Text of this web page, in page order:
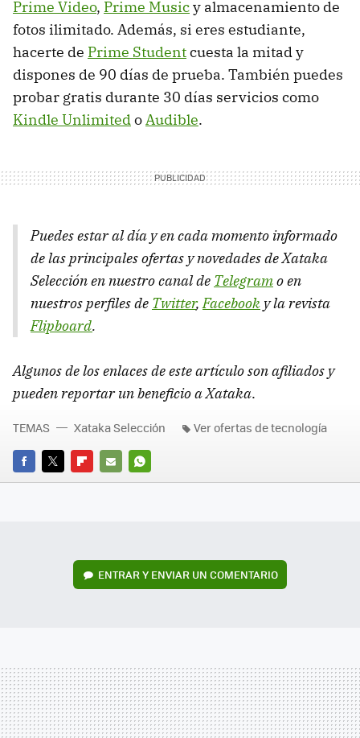
Prime Video, Prime Musicy almacenamiento de
fotos ilimitado. Además, si eres estudiante,
hacerte de Prime Studentcuesta la mitad y
dispones de 90 días de prueba. También puedes
probar gratis durante 30 días servicios como
Kindle UnlimitedoAudible.
Puedes estar al día y en cada momento informado
de las principales ofertas y novedades de Xataka
Selección en nuestro canal de Telegramo en
nuestros perfiles de Twitter,Facebook y la revista
Flipboard.
Algunos de los enlaces de este artículo son afiliados y
pueden reportar un beneficio a Xataka.
FACEBOOK
TWITTERFLIPBOARD
E-
WHATSAPP
TEMAS Xataka Selección Ver ofertas de tecnología
ENTRAR Y ENVIAR UN COMENTARIO